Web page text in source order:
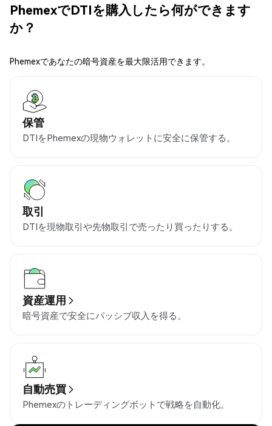
PhemexでDTIを購入したら何ができます
か？
Phemexであなたの暗号資産を最大限活用できます。
保管
DTIをPhemexの現物ウォレットに安全に保管する。
取引
DTIを現物取引や先物取引で売ったり買ったりする。
資産運用
暗号資産で安全にパッシブ収入を得る。
自動売買
Phemexのトレーディングボットで戦略を自動化。